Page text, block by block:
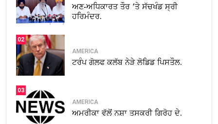
ਅਣ-ਅਧਿਕਾਰਤ ਤੌਰ ‘ਤੇ ਸੱਚਖੰਡ ਸ੍ਰੀ
ਹਰਿਮੰਦਰ.
02
AMERICA
ਟਰੰਪ ਗੋਲਫ ਕਲੱਬ ਨੇੜੇ ਲੋਡਿਡ ਪਿਸਤੌਲ.
03
AMERICA
ਅਮਰੀਕਾ ਵੱਲੋਂ ਨਸ਼ਾ ਤਸਕਰੀ ਗਿਰੋਹ ਦੇ.